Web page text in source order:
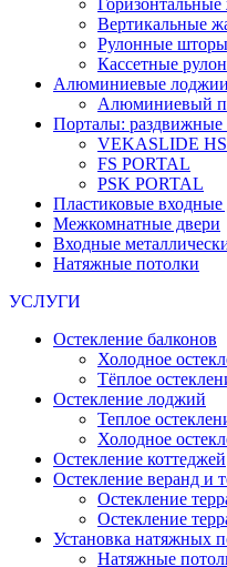
Вертикальные
Рулонные шторы
Кассетные
Алюминиевые лоджии
Алюминиевый
Порталы: раздвижные
VEKASLIDE
FS PORTAL
PSK PORTAL
Пластиковые входные
Межкомнатные двери
Входные
Натяжные потолки
УСЛУГИ
Остекление балконов
Холодное
Тёплое
Остекление лоджий
Теплое
Холодное
Остекление коттеджей
Остекление веранд и
Остекление
Остекление
Установка натяжных
Натяжные